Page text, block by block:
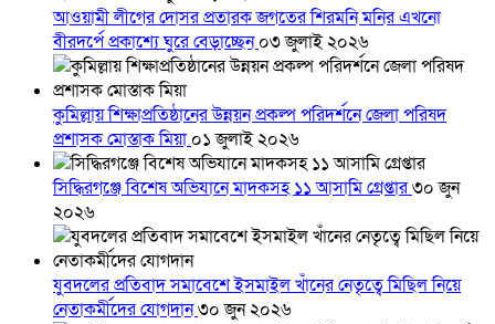
আওয়ামী লীগের দোসর প্রতারক জগতের শিরমনি মনির এখনো
বীরদর্পে প্রকাশ্যে ঘুরে বেড়াচ্ছেন০৩ জুলাই ২০২৬
কুমিল্লায় শিক্ষাপ্রতিষ্ঠানের উন্নয়ন প্রকল্প পরিদর্শনে জেলা পরিষদ
প্রশাসক মোস্তাক মিয়া ০১ জুলাই ২০২৬
সিদ্ধিরগঞ্জে বিশেষ অভিযানে মাদকসহ ১১ আসামি গ্রেপ্তার৩০ জুন
২০২৬
যুবদলের প্রতিবাদ সমাবেশে ইসমাইল খাঁনের নেতৃত্বে মিছিল নিয়ে
নেতাকর্মীদের যোগদান৩০ জুন ২০২৬